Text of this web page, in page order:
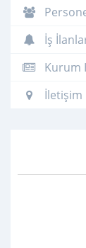
İş
Kurum
İletişim